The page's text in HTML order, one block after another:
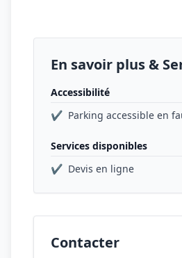
En savoir plus &
Accessibilité
✔ Parking accessible en
Services disponibles
✔ Devis en ligne
Contacter